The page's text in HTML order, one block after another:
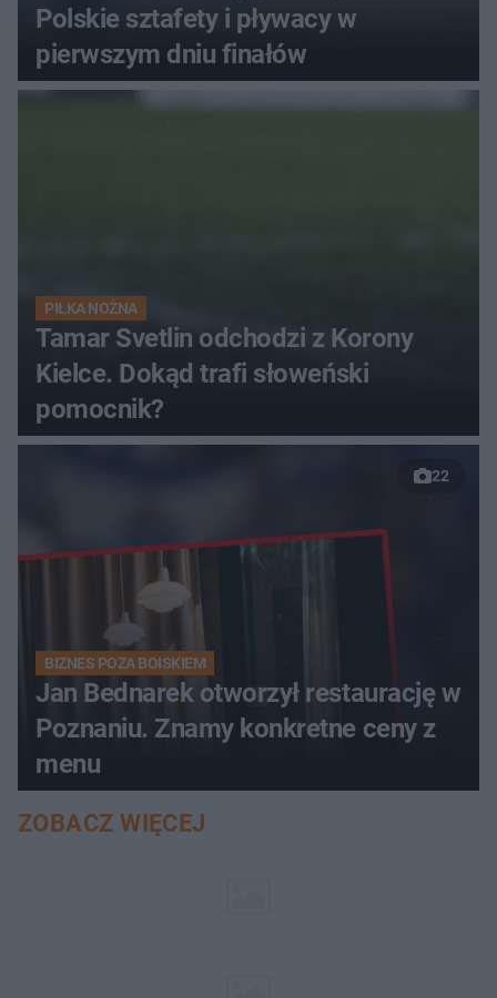
Polskie sztafety i pływacy w
pierwszym dniu finałów
PIŁKA NOŻNA
Tamar Svetlin odchodzi z Korony
Kielce. Dokąd trafi słoweński
pomocnik?
22
BIZNES POZA BOISKIEM
Jan Bednarek otworzył restaurację w
Poznaniu. Znamy konkretne ceny z
menu
ZOBACZ WIĘCEJ